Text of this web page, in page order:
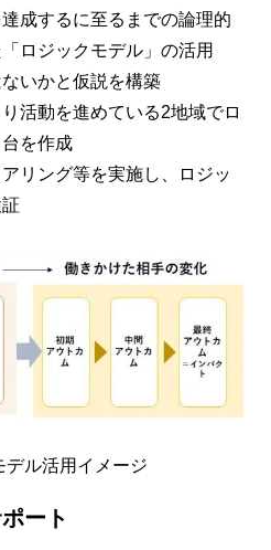
成するに至るまでの論理的
ロジックモデル」の活用
いかと仮説を構築
活動を進めている2地域でロ
を作成
リング等を実施し、ロジッ
ル活用イメージ
ート